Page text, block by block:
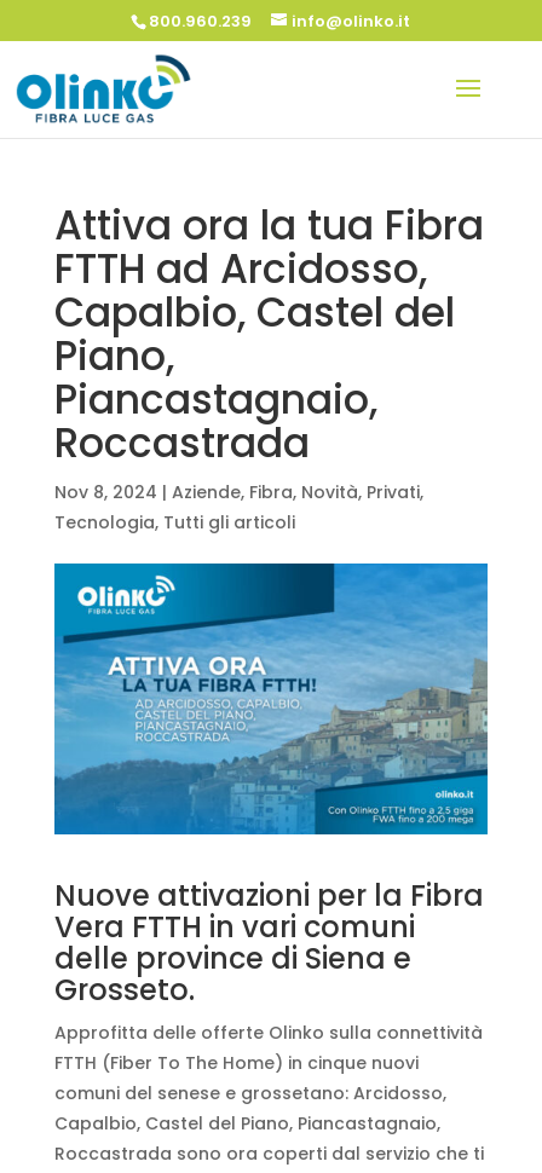
800.960.239 info@olinko.it
Attiva ora la tua Fibra
FTTH ad Arcidosso,
Capalbio, Castel del
Piano,
Piancastagnaio,
Roccastrada
Nov 8, 2024 | Aziende, Fibra, Novità, Privati,
Tecnologia, Tutti gli articoli
Nuove attivazioni per la Fibra
Vera FTTH in vari comuni
delle province di Siena e
Grosseto.
Approfitta delle offerte Olinko sulla connettività
FTTH (Fiber To The Home) in cinque nuovi
comuni del senese e grossetano: Arcidosso,
Capalbio, Castel del Piano, Piancastagnaio,
Roccastrada sono ora coperti dal servizio che ti